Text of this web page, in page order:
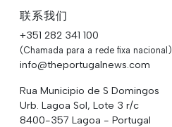
联系我们
+351 282 341 100
(Chamada para a rede fixa nacional)
info@theportugalnews.com
Rua Municipio de S Domingos
Urb. Lagoa Sol, Lote 3 r/c
8400-357 Lagoa - Portugal